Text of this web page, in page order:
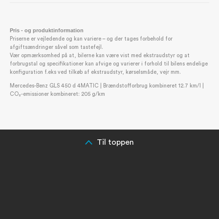
Sidespejler, justerbare fra insiden[PS-069#]
Sommerdæk[SA-R01]
Spejlpakke[PC-P49]
Automatisk nedblændeligt bakspejl[SA-252]
Projectering af Mercedes-Benz logo[SA-587]
Transportbeskyttelse[SA-679]
Pris - og produktinformation
Priserne er vejledende og kan variere – og der tages forbehold for
afgiftsændringer såvel som tastefejl.
Vær opmærksomhed på at, bilerne kan være vist med ekstraudstyr og at
forbrugstal og specifikationer kan afvige og varierer i forhold til bilens endelige
konfiguration f.eks ved tilkøb af ekstraudstyr, kørselsmåde, vejr mm.
Mercedes-Benz GLS 450 d 4MATIC | Brændstofforbrug kombineret 12.7 km/l |
CO₂-emissioner kombineret: 205 g/km
Til toppen